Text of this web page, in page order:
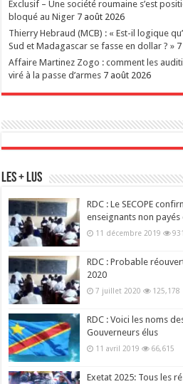
Exclusif – Une société roumaine s’est
bloqué au Niger 7 août 2026
Thierry Hebraud (MCB) : « Est-il logique
Sud et Madagascar se fasse en dollar ? »
Affaire Martinez Zogo : comment les
viré à la passe d’armes 7 août 2026
Les + Lus
RDC : Le SECOPE
enseignants non payés
11 décembre 2019
RDC : Probable
2020
7 juillet 2020 125,178
RDC : Voici les noms
Gouverneurs élus
11 avril 2019 66,615
Exetat 2025: Tous les